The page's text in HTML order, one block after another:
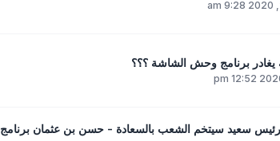
يغادر برنامج وحش الشاشة ؟؟؟
سعيد سيتخم الشعب بالسعادة - حسن بن عثمان برنامج